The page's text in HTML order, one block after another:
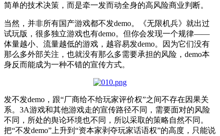
简单的技术决策，而是牵一发而动全身的高风险商业判断。
当然，并非所有国产游戏都不发demo。《无限机兵》就出过
试玩版，很多独立游戏也有demo。但你会发现一个规律——
体量越小、流量越低的游戏，越容易发demo。因为它们没有
那么多外部关注，也就没有那么多需要承担的风险，demo本
身反而能成为一种不错的宣传方式。
发不发demo，跟“厂商给不给玩家评价权”之间不存在因果关
系。3A游戏和其他游戏走的宣传路径不同，需要面对的风险
不同，所处的舆论环境也不同，所以采取的策略自然不同。
把“不发demo”上升到“资本家剥夺玩家话语权”的高度，只能说